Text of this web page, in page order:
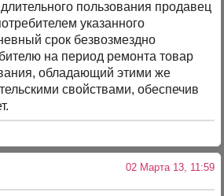
пользования продавец
указанного
срок безвозмездно
на период ремонта товар
обладающий этими же
свойствами, обеспечив
02 Марта 13, 11:59